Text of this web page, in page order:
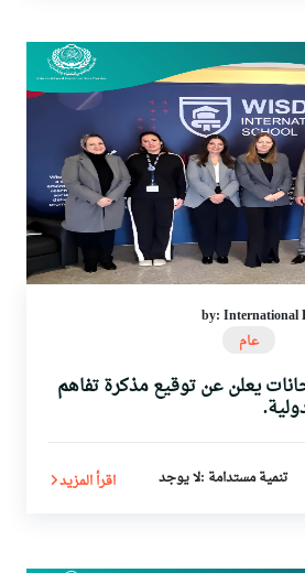
by: International
عام
يعلن عن توقيع مذكرة تفاهم
تنمية مستدامة :لا يوجد اقرأ المزيد